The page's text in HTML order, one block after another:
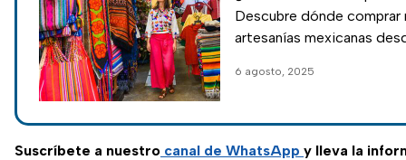
bonita y barata en
Descubre dónde comprar
artesanías mexicanas
CDMX. ¡Prepárate para el
6 agosto, 2025
Suscríbete a nuestro canal de WhatsApp y lleva la